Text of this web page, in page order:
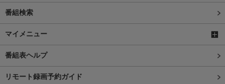
番組検索
マイメニュー
番組表ヘルプ
リモート録画予約ガイド